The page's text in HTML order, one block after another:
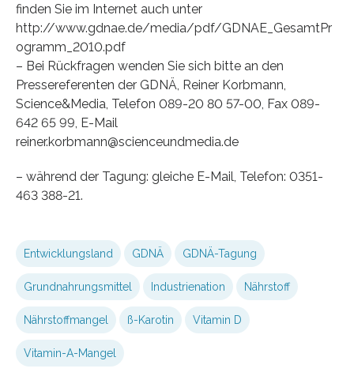
finden Sie im Internet auch unter
http://www.gdnae.de/media/pdf/GDNAE_GesamtPr
ogramm_2010.pdf
– Bei Rückfragen wenden Sie sich bitte an den
Pressereferenten der GDNÄ, Reiner Korbmann,
Science&Media, Telefon 089-20 80 57-00, Fax 089-
642 65 99, E-Mail
reiner.korbmann@scienceundmedia.de
– während der Tagung: gleiche E-Mail, Telefon: 0351-
463 388-21.
Entwicklungsland GDNÄ GDNÄ-Tagung
Grundnahrungsmittel Industrienation Nährstoff
Nährstoffmangel ß-Karotin Vitamin D
Vitamin-A-Mangel